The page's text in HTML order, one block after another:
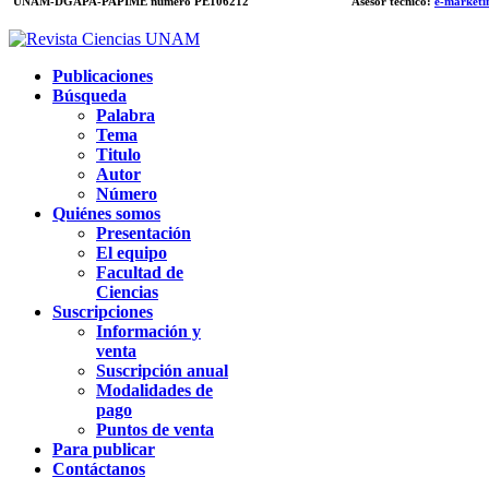
Publicaciones
Búsqueda
Palabra
Tema
Titulo
Autor
Número
Quiénes somos
Presentación
El equipo
Facultad de
Ciencias
Suscripciones
Información y
venta
Suscripción anual
Modalidades de
pago
Puntos de venta
Para publicar
Contáctanos